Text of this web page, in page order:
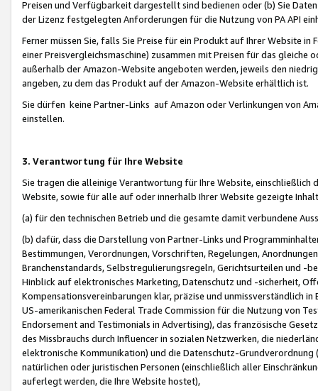
Preisen und Verfügbarkeit dargestellt sind bedienen oder (b) Sie
der Lizenz festgelegten Anforderungen für die Nutzung von PA API
Ferner müssen Sie, falls Sie Preise für ein Produkt auf Ihrer Website
einer Preisvergleichsmaschine) zusammen mit Preisen für das
außerhalb der Amazon-Website angeboten werden, jeweils den
angeben, zu dem das Produkt auf der Amazon-Website erhältlich ist.
Sie dürfen keine Partner-Links auf Amazon oder Verlinkungen von
einstellen.
3. Verantwortung für Ihre Website
Sie tragen die alleinige Verantwortung für Ihre Website,
Website, sowie für alle auf oder innerhalb Ihrer Website gezeigte
(a) für den technischen Betrieb und die gesamte damit verbundene
(b) dafür, dass die Darstellung von Partner-Links und
Bestimmungen, Verordnungen, Vorschriften, Regelungen,
Branchenstandards, Selbstregulierungsregeln, Gerichtsurteilen und -
Hinblick auf elektronisches Marketing, Datenschutz und -sicherheit,
Kompensationsvereinbarungen klar, präzise und unmissverständlich
US-amerikanischen Federal Trade Commission für die Nutzung von
Endorsement and Testimonials in Advertising), das französische
des Missbrauchs durch Influencer in sozialen Netzwerken, die
elektronische Kommunikation) und die Datenschutz-
natürlichen oder juristischen Personen (einschließlich aller
auferlegt werden, die Ihre Website hostet),